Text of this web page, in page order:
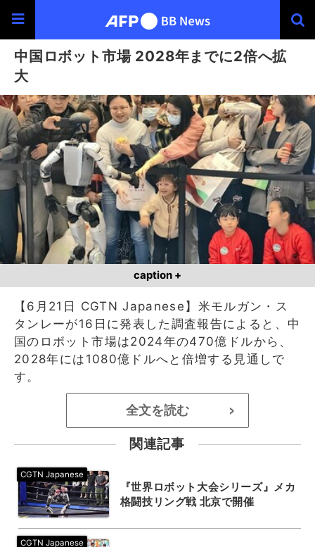
中国ロボット市場 2028年までに2倍へ拡
大
caption +
【6月21日 CGTN Japanese】米モルガン・ス
タンレーが16日に発表した調査報告によると、中
国のロボット市場は2024年の470億ドルから、
2028年には1080億ドルへと倍増する見通しで
す。
全文を読む >
関連記事
『世界ロボット大会シリーズ』メカ
格闘技リング戦 北京で開催